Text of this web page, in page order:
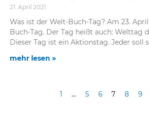
21. April 2021
Was ist der Welt-Buch-Tag? Am 23.
Buch-Tag. Der Tag heißt auch: Welttag
Dieser Tag ist ein Aktionstag. Jeder soll
mehr lesen »
1 … 5 6 7 8 9